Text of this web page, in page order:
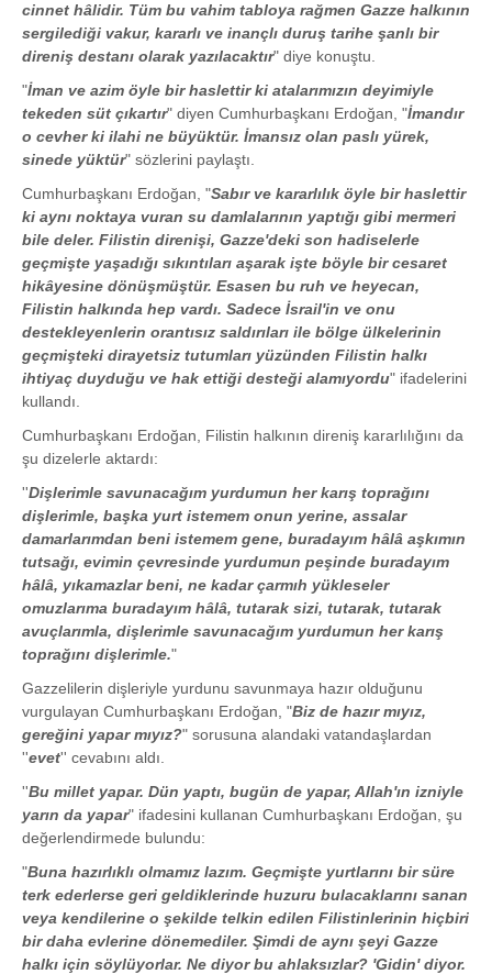
cinnet hâlidir. Tüm bu vahim tabloya rağmen Gazze halkının
sergilediği vakur, kararlı ve inançlı duruş tarihe şanlı bir
direniş destanı olarak yazılacaktır" diye konuştu.
"İman ve azim öyle bir haslettir ki atalarımızın deyimiyle
tekeden süt çıkartır" diyen Cumhurbaşkanı Erdoğan, "İmandır
o cevher ki ilahi ne büyüktür. İmansız olan paslı yürek,
sinede yüktür" sözlerini paylaştı.
Cumhurbaşkanı Erdoğan, "Sabır ve kararlılık öyle bir haslettir
ki aynı noktaya vuran su damlalarının yaptığı gibi mermeri
bile deler. Filistin direnişi, Gazze'deki son hadiselerle
geçmişte yaşadığı sıkıntıları aşarak işte böyle bir cesaret
hikâyesine dönüşmüştür. Esasen bu ruh ve heyecan,
Filistin halkında hep vardı. Sadece İsrail'in ve onu
destekleyenlerin orantısız saldırıları ile bölge ülkelerinin
geçmişteki dirayetsiz tutumları yüzünden Filistin halkı
ihtiyaç duyduğu ve hak ettiği desteği alamıyordu" ifadelerini
kullandı.
Cumhurbaşkanı Erdoğan, Filistin halkının direniş kararlılığını da
şu dizelerle aktardı:
''Dişlerimle savunacağım yurdumun her karış toprağını
dişlerimle, başka yurt istemem onun yerine, assalar
damarlarımdan beni istemem gene, buradayım hâlâ aşkımın
tutsağı, evimin çevresinde yurdumun peşinde buradayım
hâlâ, yıkamazlar beni, ne kadar çarmıh yükleseler
omuzlarıma buradayım hâlâ, tutarak sizi, tutarak, tutarak
avuçlarımla, dişlerimle savunacağım yurdumun her karış
toprağını dişlerimle."
Gazzelilerin dişleriyle yurdunu savunmaya hazır olduğunu
vurgulayan Cumhurbaşkanı Erdoğan, "Biz de hazır mıyız,
gereğini yapar mıyız?" sorusuna alandaki vatandaşlardan
''evet'' cevabını aldı.
''Bu millet yapar. Dün yaptı, bugün de yapar, Allah'ın izniyle
yarın da yapar" ifadesini kullanan Cumhurbaşkanı Erdoğan, şu
değerlendirmede bulundu:
"Buna hazırlıklı olmamız lazım. Geçmişte yurtlarını bir süre
terk ederlerse geri geldiklerinde huzuru bulacaklarını sanan
veya kendilerine o şekilde telkin edilen Filistinlerinin hiçbiri
bir daha evlerine dönemediler. Şimdi de aynı şeyi Gazze
halkı için söylüyorlar. Ne diyor bu ahlaksızlar? 'Gidin' diyor.